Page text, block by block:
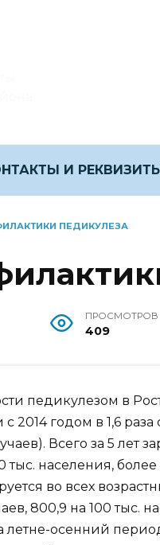
И
ПЕДИКУЛЕЗА
ПРОСМОТРОВ
409
педикулезом в
2014 годом в 1,6 раза
Всего за 5 лет
тыс. населения,
во всех
800,9 на 100 тыс.
летне-осенний